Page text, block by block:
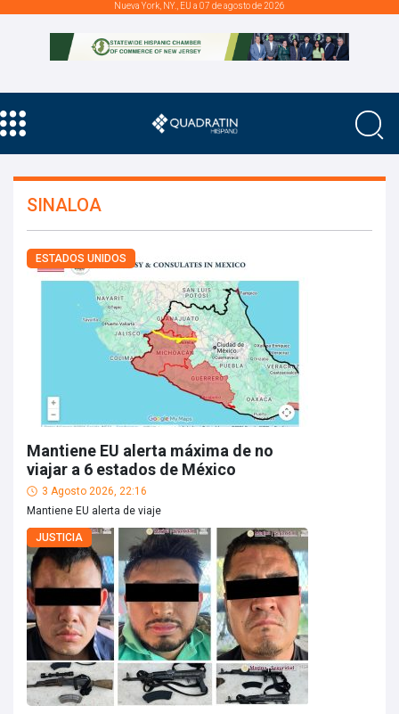
Nueva York, NY., EU a 07 de agosto de 2026
SINALOA
ESTADOS UNIDOS
Mantiene EU alerta máxima de no
viajar a 6 estados de México
3 Agosto 2026, 22:16
Mantiene EU alerta de viaje
JUSTICIA